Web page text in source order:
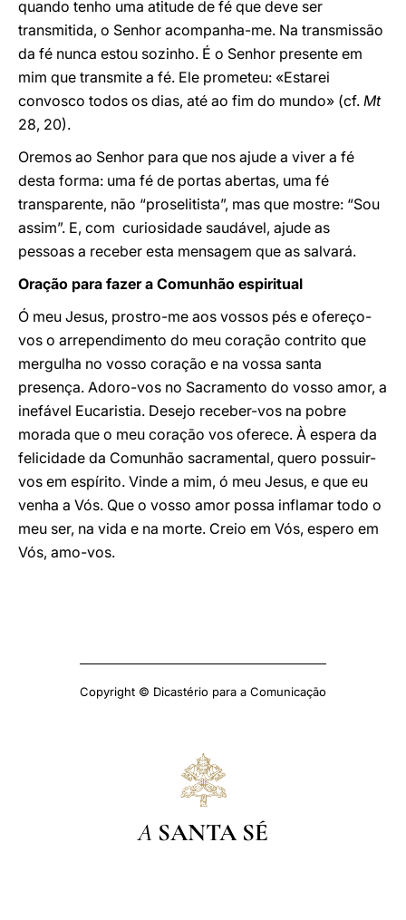
quando tenho uma atitude de fé que deve ser
transmitida, o Senhor acompanha-me. Na transmissão
da fé nunca estou sozinho. É o Senhor presente em
mim que transmite a fé. Ele prometeu: «Estarei
convosco todos os dias, até ao fim do mundo» (cf. Mt
28, 20).
Oremos ao Senhor para que nos ajude a viver a fé
desta forma: uma fé de portas abertas, uma fé
transparente, não “proselitista”, mas que mostre: “Sou
assim”. E, com curiosidade saudável, ajude as
pessoas a receber esta mensagem que as salvará.
Oração para fazer a Comunhão espiritual
Ó meu Jesus, prostro-me aos vossos pés e ofereço-
vos o arrependimento do meu coração contrito que
mergulha no vosso coração e na vossa santa
presença. Adoro-vos no Sacramento do vosso amor, a
inefável Eucaristia. Desejo receber-vos na pobre
morada que o meu coração vos oferece. À espera da
felicidade da Comunhão sacramental, quero possuir-
vos em espírito. Vinde a mim, ó meu Jesus, e que eu
venha a Vós. Que o vosso amor possa inflamar todo o
meu ser, na vida e na morte. Creio em Vós, espero em
Vós, amo-vos.
Copyright © Dicastério para a Comunicação
A SANTA SÉ